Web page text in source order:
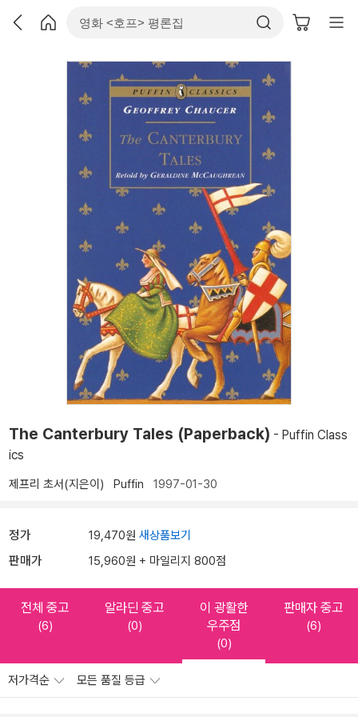
The Canterbury Tales (Paperback) - Puffin Class
ics
제프리 초서(지은이) Puffin 1997-01-30
정가 19,470원 새상품보기
판매가 15,960원 + 마일리지 800점
전체 중고
(6)
알라딘 중고
(0)
이 광활한
우주점
(0)
판매자 중고
(6)
저가격순 모든 품질 등급